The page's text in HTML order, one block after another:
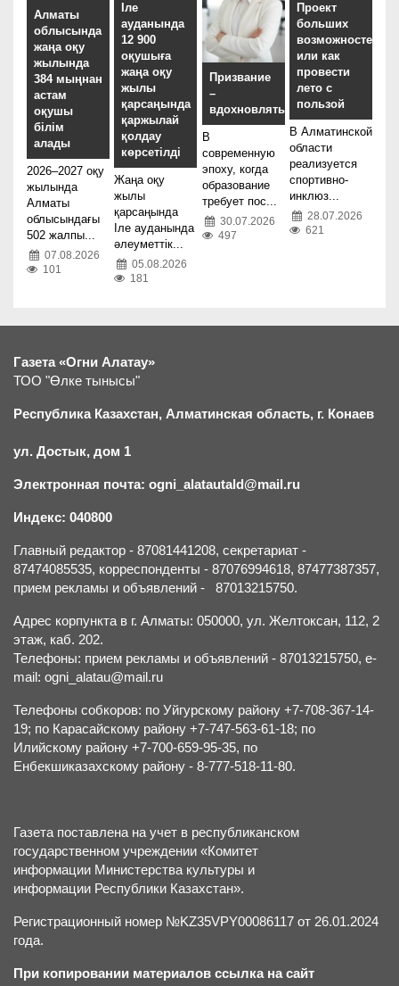
Алматы
облысында
жаңа оқу
жылында
384 мыңнан
астам
оқушы
білім
алады
2026–2027 оқу
жылында
Алматы
облысындағы
502 жалпы...
07.08.2026
101
Іле
ауданында
12 900
оқушыға
жаңа оқу
жылы
қарсаңында
қаржылай
қолдау
көрсетілді
Жаңа оқу
жылы
қарсаңында
Іле ауданында
әлеуметтік...
05.08.2026
181
Призвание
–
вдохновлять
В
современную
эпоху, когда
образование
требует пос...
30.07.2026
497
Проект
больших
возможностей,
или как
провести
лето с
пользой
В Алматинской
области
реализуется
спортивно-
инклюз...
28.07.2026
621
Газета «Огни Алатау»
ТОО "Өлке тынысы"
Республика Казахстан, Алматинская область, г. Конаев
ул. Достык, дом 1
Электронная почта: ogni_alatautald@mail.ru
Индекс: 040800
Главный редактор - 87081441208, секретариат -
87474085535, корреспонденты - 87076994618, 87477387357,
прием рекламы и объявлений - 87013215750.
Адрес корпункта в г. Алматы: 050000, ул. Желтоксан, 112, 2
этаж, каб. 202.
Телефоны: прием рекламы и объявлений - 87013215750, e-
mail: ogni_alatau@mail.ru
Телефоны собкоров: по Уйгурскому району +7-708-367-14-
19; по Карасайскому району +7-747-563-61-18; по
Илийскому району +7-700-659-95-35, по
Енбекшиказахскому району - 8-777-518-11-80.
Газета поставлена на учет в республиканском
государственном учреждении «Комитет
информации Министерства культуры и
информации Республики Казахстан».
Регистрационный номер №KZ35VPY00086117 от 26.01.2024
года.
При копировании материалов ссылка на сайт